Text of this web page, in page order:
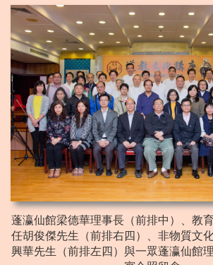
蓬瀛仙館梁德華理事長（前排中）、教
任胡俊傑先生（前排右四）、非物質文
興華先生（前排左四）與一眾蓬瀛仙館